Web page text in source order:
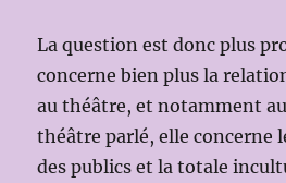
La question est donc plus
concerne bien plus la
au théâtre, et notamment
théâtre parlé, elle concerne
des publics et la totale